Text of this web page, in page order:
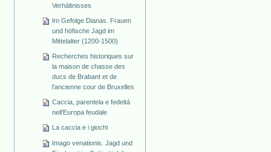
Verhältnisses
Im Gefolge Dianas. Frauen
und höfische Jagd im
Mittelalter (1200-1500)
Recherches historiques sur
la maison de chasse des
ducs de Brabant et de
l'ancienne cour de Bruxelles
Caccia, parentela e fedeltá
nell'Europa feudale
La caccia e i giochi
Imago venationis. Jagd und